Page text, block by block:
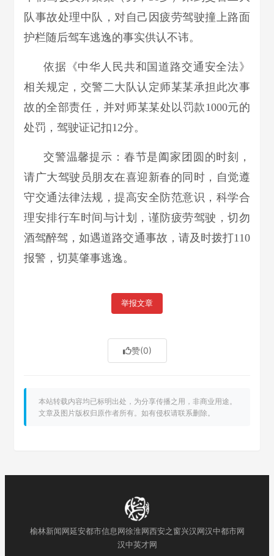
队事故处理中队，对自己因疲劳驾驶撞上路面
护栏随后驾车逃逸的事实供认不讳。
依据《中华人民共和国道路交通安全法》
相关规定，交警二大队认定师某某承担此次事
故的全部责任，并对师某某处以罚款1000元的
处罚，驾驶证记扣12分。
交警温馨提示：春节是阖家团圆的时刻，
请广大驾驶员朋友在喜迎新春的同时，自觉遵
守交通法律法规，提高安全防范意识，科学合
理安排行车时间与计划，谨防疲劳驾驶，切勿
酒驾醉驾，如遇道路交通事故，请及时拨打110
报警，切莫肇事逃逸。
举报文章
赞(0)
本站转载内容均已标明出处，为分享传播之用，非商业用途。
文章及图片版权归原作者所有。如有侵权请联系删除。
榆林新闻网延安都市信息网徐淮网西安之窗兴汉网汉中都市网
汉中英才网